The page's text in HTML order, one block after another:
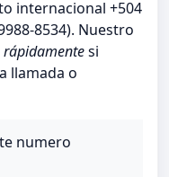
internacional +504
8534). Nuestro
rápidamentesi
llamada o
numero